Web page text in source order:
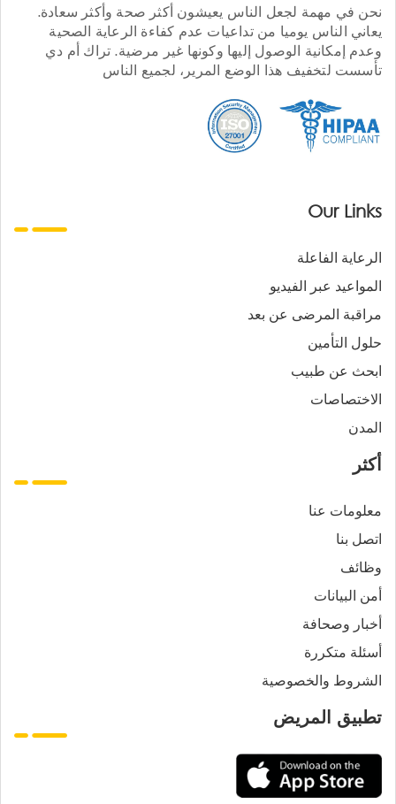
نحن في مهمة لجعل الناس يعيشون أكثر صحة وأكثر سعادة.
يعاني الناس يوميا من تداعيات عدم كفاءة الرعاية الصحية
وعدم إمكانية الوصول إليها وكونها غير مرضية. تراك أم دي
تأسست لتخفيف هذا الوضع المرير، لجميع الناس
Our Links
الرعاية الفاعلة
المواعيد عبر الفيديو
مراقبة المرضى عن بعد
حلول التأمين
ابحث عن طبيب
الاختصاصات
المدن
أكثر
معلومات عنا
اتصل بنا
وظائف
أمن البيانات
أخبار وصحافة
أسئلة متكررة
الشروط والخصوصية
تطبيق المريض